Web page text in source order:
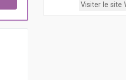
Visiter le site